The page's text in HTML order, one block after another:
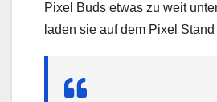
Pixel Buds etwas zu weit
laden sie auf dem Pixel